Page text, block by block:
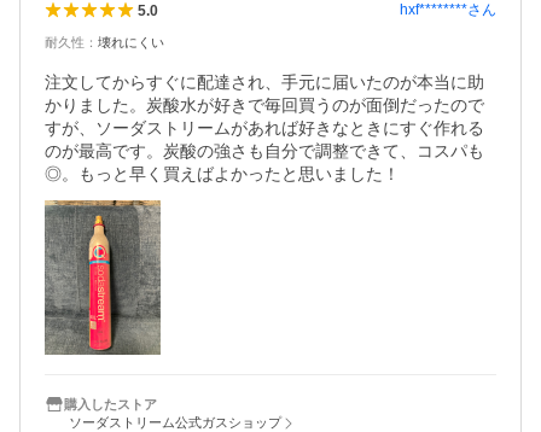
5.0 hxf********さん
耐久性 ： 壊れにくい
注文してからすぐに配達され、手元に届いたのが本当に助
かりました。炭酸水が好きで毎回買うのが面倒だったので
すが、ソーダストリームがあれば好きなときにすぐ作れる
のが最高です。炭酸の強さも自分で調整できて、コスパも
購入したストア
ソーダストリーム公式ガスショップ